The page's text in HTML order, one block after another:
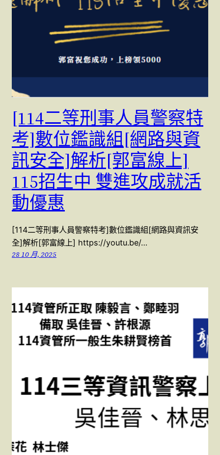
[114二等刑事人員警察特
考]數位鑑識組[網路與資
訊安全]解析[郭富線上]
115招生中 雙進攻成就活
動優惠
[114二等刑事人員警察特考]數位鑑識組[網路與資訊安
全]解析[郭富線上] https://youtu.be/…
28 10 月, 2025